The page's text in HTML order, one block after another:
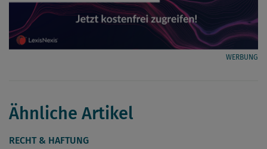
WERBUNG
Ähnliche Artikel
RECHT & HAFTUNG